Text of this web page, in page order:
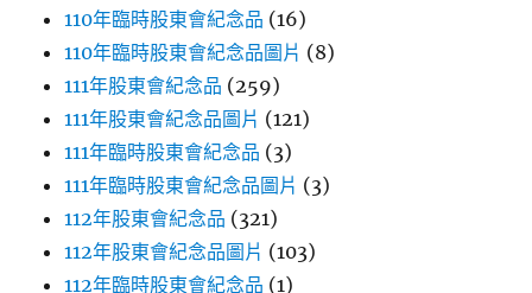
110年臨時股東會紀念品 (16)
110年臨時股東會紀念品圖片 (8)
111年股東會紀念品 (259)
111年股東會紀念品圖片 (121)
111年臨時股東會紀念品 (3)
111年臨時股東會紀念品圖片 (3)
112年股東會紀念品 (321)
112年股東會紀念品圖片 (103)
112年臨時股東會紀念品 (1)